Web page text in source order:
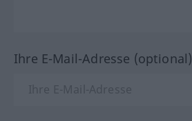
Ihre E-Mail-Adresse (optional)